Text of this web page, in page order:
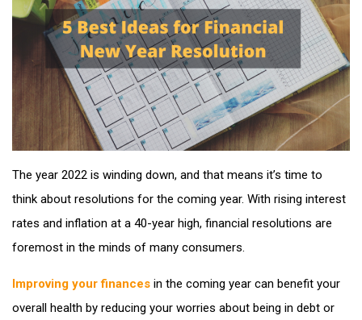
The year 2022 is winding down, and that means it’s time to
think about resolutions for the coming year. With rising interest
rates and inflation at a 40-year high, financial resolutions are
foremost in the minds of many consumers.
Improving your finances in the coming year can benefit your
overall health by reducing your worries about being in debt or